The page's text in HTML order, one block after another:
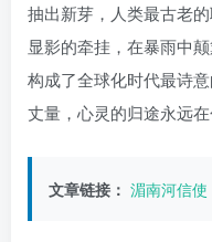
抽出新芽，人类最古老
显影的牵挂，在暴雨中
构成了全球化时代最诗
丈量，心灵的归途永远在
文章链接： 湄南河信